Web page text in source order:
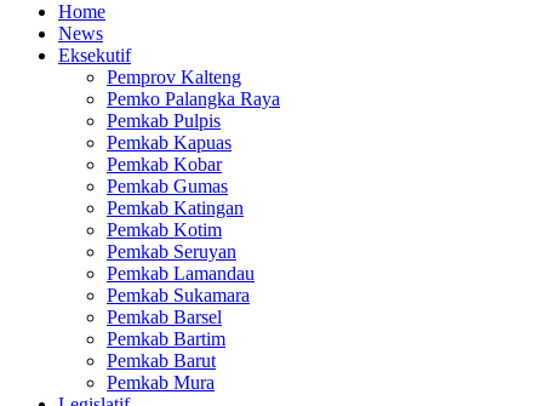
Home
News
Eksekutif
Pemprov Kalteng
Pemko Palangka Raya
Pemkab Pulpis
Pemkab Kapuas
Pemkab Kobar
Pemkab Gumas
Pemkab Katingan
Pemkab Kotim
Pemkab Seruyan
Pemkab Lamandau
Pemkab Sukamara
Pemkab Barsel
Pemkab Bartim
Pemkab Barut
Pemkab Mura